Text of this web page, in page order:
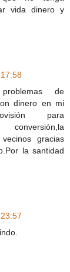
vida dinero y
de
dinero en mi
para
conversión,la
gracias
la santidad